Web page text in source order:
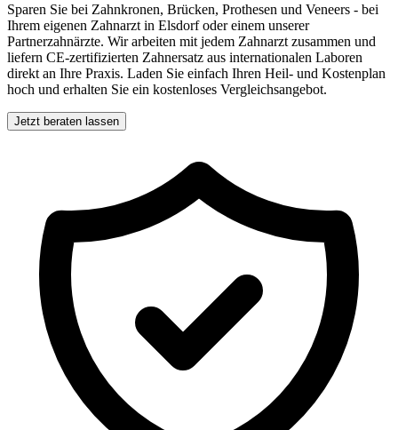
Sparen Sie bei Zahnkronen, Brücken, Prothesen und Veneers - bei
Ihrem eigenen Zahnarzt in Elsdorfoder einem unserer
Partnerzahnärzte. Wir arbeiten mit jedem Zahnarzt zusammen und
liefern CE-zertifizierten Zahnersatz aus internationalen Laboren
direkt an Ihre Praxis. Laden Sie einfach Ihren Heil- und Kostenplan
hoch und erhalten Sie ein kostenloses Vergleichsangebot.
Jetzt beraten lassen